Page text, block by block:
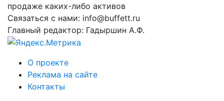
продаже каких-либо активов
Связаться с нами: info@buffett.ru
Главный редактор: Гадыршин А.Ф.
О проекте
Реклама на сайте
Контакты